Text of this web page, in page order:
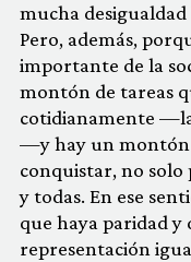
mucha
Pero, además,
importante de la
montón de tareas
cotidianamente
—y hay un montón
conquistar, no solo
y todas. En ese
que haya paridad
representación